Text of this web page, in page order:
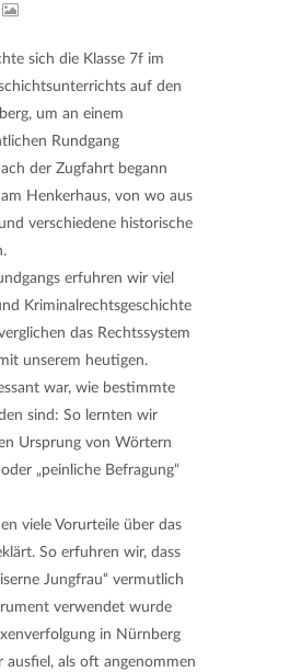
sich die Klasse 7f im
auf den
um an einem
Rundgang
der Zugfahrt begann
Henkerhaus, von wo aus
verschiedene historische
erfuhren wir viel
Kriminalrechtsgeschichte
das Rechtssystem
unserem heutigen.
war, wie bestimmte
sind: So lernten wir
Ursprung von Wörtern
„peinliche Befragung“
viele Vorurteile über das
So erfuhren wir, dass
Jungfrau“ vermutlich
verwendet wurde
in Nürnberg
ausfiel, als oft angenommen